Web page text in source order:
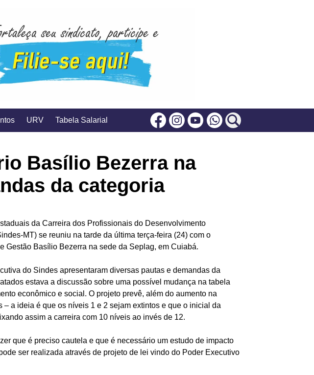
URV Tabela Salarial FacebookInstagram
Youtube
Basílio Bezerra na
da categoria
da Carreira dos Profissionais do Desenvolvimento
MT) se reuniu na tarde da última terça-feira (24) com o
Gestão Basílio Bezerra na sede da Seplag, em Cuiabá.
do Sindes apresentaram diversas pautas e demandas da
estava a discussão sobre uma possível mudança na tabela
econômico e social. O projeto prevê, além do aumento na
a ideia é que os níveis 1 e 2 sejam extintos e que o inicial da
assim a carreira com 10 níveis ao invés de 12.
que é preciso cautela e que é necessário um estudo de impacto
ser realizada através de projeto de lei vindo do Poder Executivo